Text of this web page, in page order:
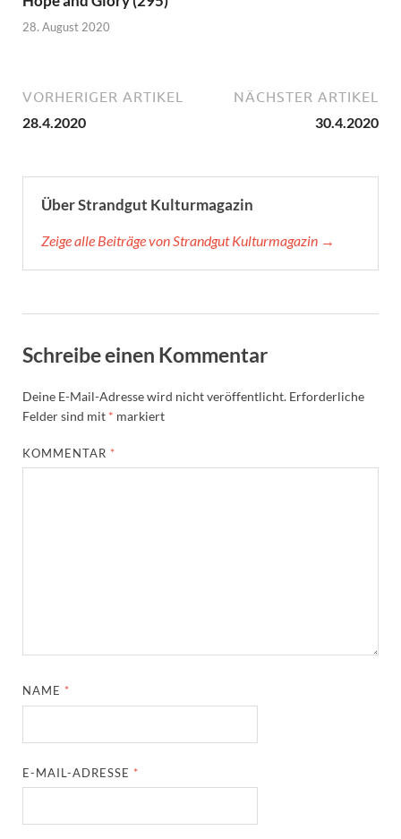
28. August 2020
VORHERIGER ARTIKEL
28.4.2020
NÄCHSTER ARTIKEL
30.4.2020
Über Strandgut Kulturmagazin
Zeige alle Beiträge von Strandgut Kulturmagazin →
Schreibe einen Kommentar
Deine E-Mail-Adresse wird nicht veröffentlicht. Erforderliche
Felder sind mit * markiert
KOMMENTAR *
NAME *
E-MAIL-ADRESSE *